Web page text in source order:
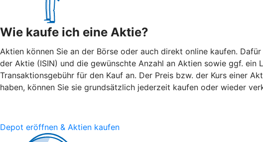
Wie kaufe ich eine Aktie?
Aktien können Sie an der Börse oder auch direkt online kaufen.
der Aktie (ISIN) und die gewünschte Anzahl an Aktien sowie ggf.
Transaktionsgebühr für den Kauf an. Der Preis bzw. der Kurs einer
haben, können Sie sie grundsätzlich jederzeit kaufen oder wieder
Depot eröffnen & Aktien kaufen